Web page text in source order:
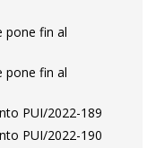
pone fin al
pone fin al
PUI/2022-189
PUI/2022-190